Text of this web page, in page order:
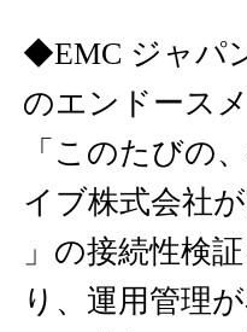
◆EMC ジャパ
のエンドース
「このたびの
イブ株式会社
」の接続性検
り、運用管理